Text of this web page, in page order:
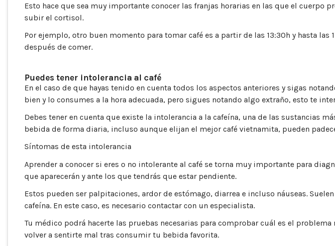
Esto hace que sea muy importante conocer las franjas horarias en las que el cuerpo
subir el cortisol.
Por ejemplo, otro buen momento para tomar café es a partir de las 13:30h y hasta
después de comer.
Puedes tener intolerancia al café
En el caso de que hayas tenido en cuenta todos los aspectos anteriores y sigas
bien y lo consumes a la hora adecuada, pero sigues notando algo extraño, esto te
Debes tener en cuenta que existe la intolerancia a la cafeína, una de las sustancias
bebida de forma diaria, incluso aunque elijan el mejor café vietnamita, pueden
Síntomas de esta intolerancia
Aprender a conocer si eres o no intolerante al café se torna muy importante para
que aparecerán y ante los que tendrás que estar pendiente.
Estos pueden ser palpitaciones, ardor de estómago, diarrea e incluso náuseas.
cafeína. En este caso, es necesario contactar con un especialista.
Tu médico podrá hacerte las pruebas necesarias para comprobar cuál es el
volver a sentirte mal tras consumir tu bebida favorita.